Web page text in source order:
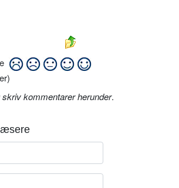
skriv kommentarer herunder.